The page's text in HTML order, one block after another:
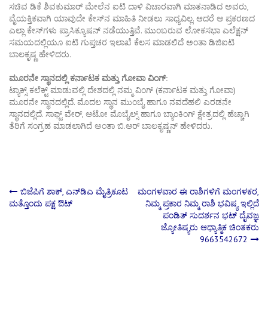
ಸಚಿವ ಡಿಕೆ ಶಿವಕುಮಾರ್ ಮೇಲೆನ ಐಟಿ ದಾಳಿ ವಿಚಾರವಾಗಿ ಮಾತನಾಡಿದ ಅವರು,
ವೈಯಕ್ತಿಕವಾಗಿ ಯಾವುದೇ ಕೇಸ್​ನ ಮಾಹಿತಿ ನೀಡಲು ಸಾಧ್ಯವಿಲ್ಲ. ಆದರೆ ಆ ಪ್ರಕರಣದ
ಎಲ್ಲಾ ಕೇಸ್​ಗಳು ಪ್ರಾಸಿಕ್ಯೂಷನ್ ನಡೆಯುತ್ತಿವೆ. ಮುಂಬರುವ ಲೋಕಸಭಾ ಎಲೆಕ್ಷನ್
ಸಮಯದಲ್ಲಿಯೂ ಐಟಿ ಗುಪ್ತಚರ ಇಲಾಖೆ ಕೆಲಸ ಮಾಡಲಿದೆ ಅಂತಾ ಡಿಜಿಐಟಿ
ಬಾಲಕೃಷ್ಣ ಹೇಳಿದರು.
ಮೂರನೇ ಸ್ಥಾನದಲ್ಲಿ ಕರ್ನಾಟಕ ಮತ್ತು ಗೋವಾ ವಿಂಗ್​:
ಟ್ಯಾಕ್ಸ್ ಕಲೆಕ್ಟ್ ಮಾಡುವಲ್ಲಿ ದೇಶದಲ್ಲಿ ನಮ್ಮ ವಿಂಗ್ (ಕರ್ನಾಟಕ ಮತ್ತು ಗೋವಾ)
ಮೂರನೇ ಸ್ಥಾನದಲ್ಲಿದೆ. ಮೊದಲ ಸ್ಥಾನ ಮುಂಬೈ ಹಾಗೂ ನವದೆಹಲಿ ಎರಡನೇ
ಸ್ಥಾನದಲ್ಲಿದೆ. ಸಾಫ್ಟ್ ವೇರ್, ಆಟೋ ಮೊಬೈಲ್ಸ್ ಹಾಗೂ ಬ್ಯಾಂಕಿಂಗ್ ಕ್ಷೇತ್ರದಲ್ಲಿ ಹೆಚ್ಚಾಗಿ
ತೆರಿಗೆ ಸಂಗ್ರಹ ಮಾಡಲಾಗಿದೆ ಅಂತಾ ಬಿ.ಆರ್ ಬಾಲಕೃಷ್ಣನ್ ಹೇಳಿದರು.
Post
ಬಿಜೆಪಿಗೆ ಶಾಕ್, ಎನ್‍ಡಿಎ ಮೈತ್ರಿಕೂಟ
ಮತ್ತೊಂದು ಪಕ್ಷ ಔಟ್
ಮಂಗಳವಾರ ಈ ರಾಶಿಗಳಿಗೆ ಮಂಗಳಕರ,
ನಿಮ್ಮ ಪ್ರಕಾರ ನಿಮ್ಮ ರಾಶಿ ಭವಿಷ್ಯ ಇಲ್ಲಿದೆ
ಪಂಡಿತ್ ಸುದರ್ಶನ ಭಟ್ ದೈವಜ್ಞ
ಜ್ಯೋತಿಷ್ಯರು ಆಧ್ಯಾತ್ಮಿಕ ಚಿಂತಕರು
9663542672